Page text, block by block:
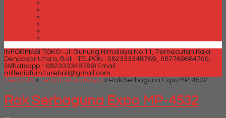
INFORMASI TOKO : Jl. Gunung Himalaya No 11, Pemecutan Kaja
Denpasar Utara, Bali . TELPON : 082333348789 , 087769684700,
(Whatsapp - 082333348789) Email :
milleniafurniturebali@gmail.com
Beranda » Lemari Arsip (Kayu) » Rak Serbaguna Expo MP-4532
Rak Serbaguna Expo MP-4532